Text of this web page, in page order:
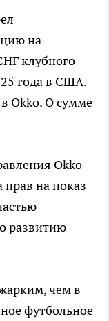
на
клубного
года в США.
Okko. О сумме
Okko
на показ
развитию
чем в
футбольное